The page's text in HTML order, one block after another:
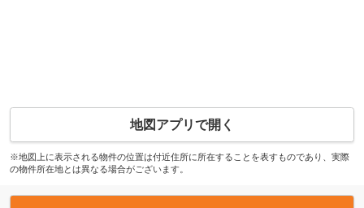
地図アプリで開く
※地図上に表示される物件の位置は付近住所に所在することを表すものであり、実際
の物件所在地とは異なる場合がございます。